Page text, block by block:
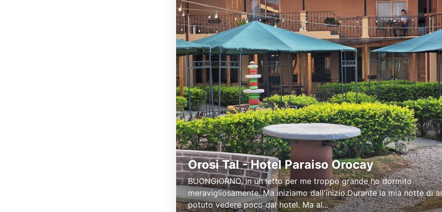
Orosi Tal - Hotel Paraiso Orocay
BUONGIORNO,  In un letto per me troppo grande ho dormito
meravigliosamente.  Ma iniziamo dall'inizio. Durante la mia notte di
potuto vedere poco dal hotel. Ma al...